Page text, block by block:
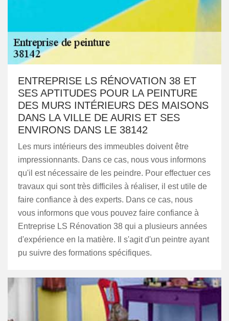
ENTREPRISE LS RÉNOVATION 38 ET
SES APTITUDES POUR LA PEINTURE
DES MURS INTÉRIEURS DES MAISONS
DANS LA VILLE DE AURIS ET SES
ENVIRONS DANS LE 38142
Les murs intérieurs des immeubles doivent être
impressionnants. Dans ce cas, nous vous informons
qu'il est nécessaire de les peindre. Pour effectuer ces
travaux qui sont très difficiles à réaliser, il est utile de
faire confiance à des experts. Dans ce cas, nous
vous informons que vous pouvez faire confiance à
Entreprise LS Rénovation 38 qui a plusieurs années
d'expérience en la matière. Il s'agit d'un peintre ayant
pu suivre des formations spécifiques.